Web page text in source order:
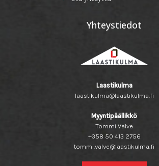
Yhteystiedot
Laastikulma
laastikulma@laastikulma.fi
Myyntipäällikkö
Tommi Valve
+358 50 413 2756
tommi.valve@laastikulma.fi